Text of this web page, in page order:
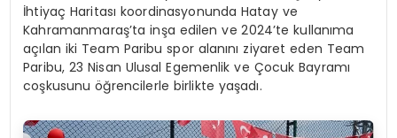
İhtiyaç Haritası koordinasyonunda Hatay ve
Kahramanmaraş’ta inşa edilen ve 2024’te kullanıma
açılan iki Team Paribu spor alanını ziyaret eden Team
Paribu, 23 Nisan Ulusal Egemenlik ve Çocuk Bayramı
coşkusunu öğrencilerle birlikte yaşadı.